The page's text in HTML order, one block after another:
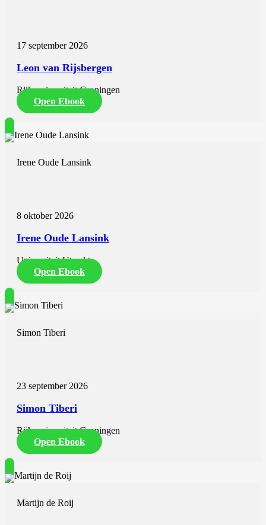
17 september 2026
Leon van Rijsbergen
Rijksuniversiteit Groningen
Open Ebook
Irene Oude Lansink
8 oktober 2026
Irene Oude Lansink
Universiteit Utrecht
Open Ebook
Simon Tiberi
23 september 2026
Simon Tiberi
Rijksuniversiteit Groningen
Open Ebook
Martijn de Roij